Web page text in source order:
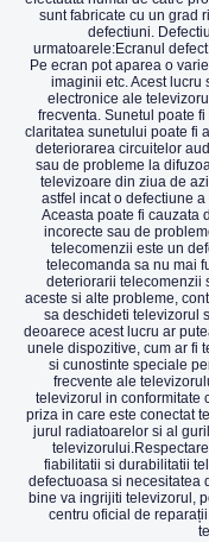
sunt fabricate cu un grad
defectiuni.
urmatoarele:Ecranul
Pe ecran pot aparea o
imaginii etc. Acest
electronice ale
frecventa. Sunetul poate
claritatea sunetului poate fi
deteriorarea circuitelor
sau de probleme la
televizoare din ziua de
astfel incat o defectiune
Aceasta poate fi cauzata
incorecte sau de
telecomenzii este un
telecomanda sa nu mai
deteriorarii telecomenzii
aceste si alte probleme,
sa deschideti televizorul
deoarece acest lucru ar
unele dispozitive, cum ar fi
si cunostinte speciale
frecvente ale
televizorul in conformitate
priza in care este conectat
jurul radiatoarelor si al
fiabilitatii si durabilitatii
defectuoasa si necesitatea
bine va ingrijiti televizorul,
centru oficial de